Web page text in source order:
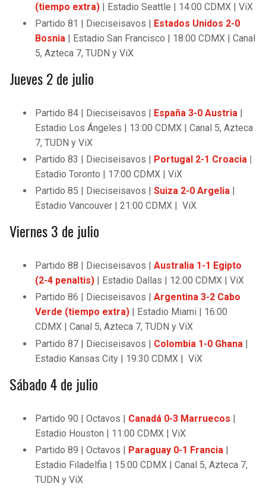
(tiempo extra) | Estadio Seattle | 14:00 CDMX | ViX
Partido 81 | Dieciseisavos | Estados Unidos 2-0
Bosnia | Estadio San Francisco | 18:00 CDMX | Canal
5, Azteca 7, TUDN y ViX
Jueves 2 de julio
Partido 84 | Dieciseisavos | España 3-0 Austria |
Estadio Los Ángeles | 13:00 CDMX | Canal 5, Azteca
7, TUDN y ViX
Partido 83 | Dieciseisavos | Portugal 2-1 Croacia |
Estadio Toronto | 17:00 CDMX | ViX
Partido 85 | Dieciseisavos |Suiza 2-0 Argelia
Estadio Vancouver | 21:00 CDMX | ViX
Viernes 3 de julio
Partido 88 | Dieciseisavos |Australia 1-1 Egipto
(2-4 penaltis) | Estadio Dallas | 12:00 CDMX | ViX
Partido 86 | Dieciseisavos |Argentina 3-2 Cabo
Verde (tiempo extra)
| Estadio Miami | 16:00
CDMX | Canal 5, Azteca 7, TUDN y ViX
Partido 87 | Dieciseisavos | Colombia 1-0 Ghana |
Estadio Kansas City | 19:30 CDMX | ViX
Sábado 4 de julio
Partido 90 | Octavos | Canadá 0-3 Marruecos |
Estadio Houston | 11:00 CDMX | ViX
Partido 89 | Octavos | Paraguay 0-1 Francia |
Estadio Filadelfia | 15:00 CDMX | Canal 5, Azteca 7,
TUDN y ViX